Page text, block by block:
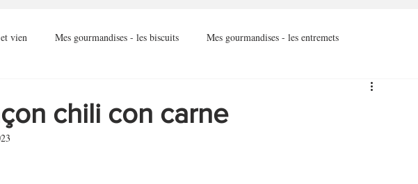
vien Mes gourmandises - les biscuits Mes gourmandises - les entremets
chili con carne